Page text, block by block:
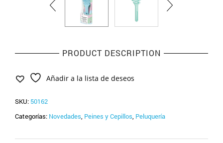
PRODUCT DESCRIPTION
Añadir a la lista de deseos
SKU: 50162
Categorías: Novedades, Peines y Cepillos, Peluquería